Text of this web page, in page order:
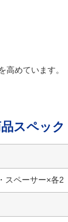
高めています。
スペック
スペーサー×各2